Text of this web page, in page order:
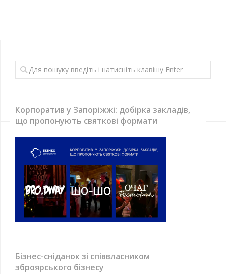
Корпоратив у Запоріжжі: добірка закладів,
що пропонують святкові формати
Бізнес-сніданок зі співвласником
зброярського бізнесу